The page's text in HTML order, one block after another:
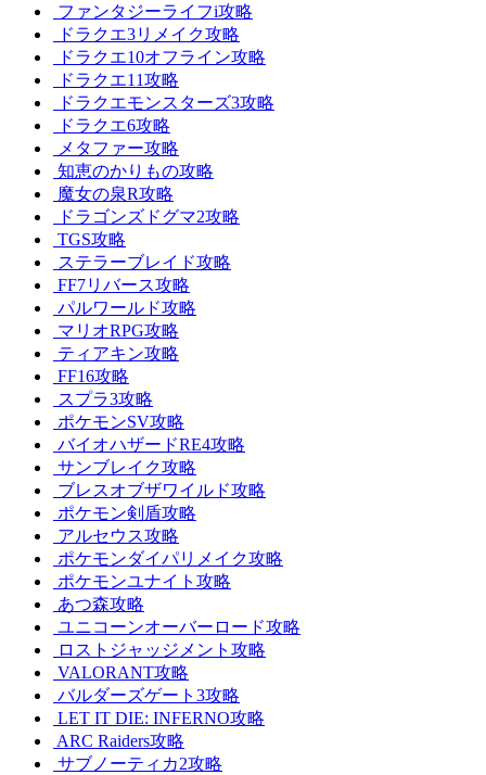
ファンタジーライフi攻略
ドラクエ3リメイク攻略
ドラクエ10オフライン攻略
ドラクエ11攻略
ドラクエモンスターズ3攻略
ドラクエ6攻略
メタファー攻略
知恵のかりもの攻略
魔女の泉R攻略
ドラゴンズドグマ2攻略
TGS攻略
ステラーブレイド攻略
FF7リバース攻略
パルワールド攻略
マリオRPG攻略
ティアキン攻略
FF16攻略
スプラ3攻略
ポケモンSV攻略
バイオハザードRE4攻略
サンブレイク攻略
ブレスオブザワイルド攻略
ポケモン剣盾攻略
アルセウス攻略
ポケモンダイパリメイク攻略
ポケモンユナイト攻略
あつ森攻略
ユニコーンオーバーロード攻略
ロストジャッジメント攻略
VALORANT攻略
バルダーズゲート3攻略
LET IT DIE: INFERNO攻略
ARC Raiders攻略
サブノーティカ2攻略